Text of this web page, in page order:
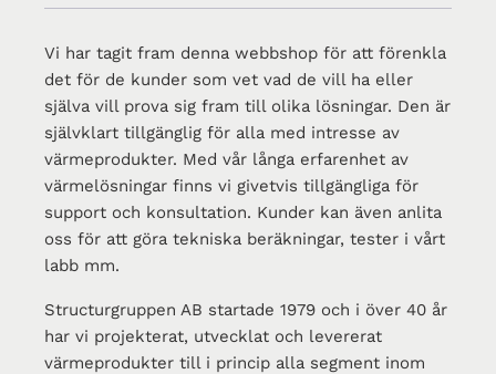
Vi har tagit fram denna webbshop för att förenkla
det för de kunder som vet vad de vill ha eller
själva vill prova sig fram till olika lösningar. Den är
självklart tillgänglig för alla med intresse av
värmeprodukter. Med vår långa erfarenhet av
värmelösningar finns vi givetvis tillgängliga för
support och konsultation. Kunder kan även anlita
oss för att göra tekniska beräkningar, tester i vårt
labb mm.
Structurgruppen AB startade 1979 och i över 40 år
har vi projekterat, utvecklat och levererat
värmeprodukter till i princip alla segment inom